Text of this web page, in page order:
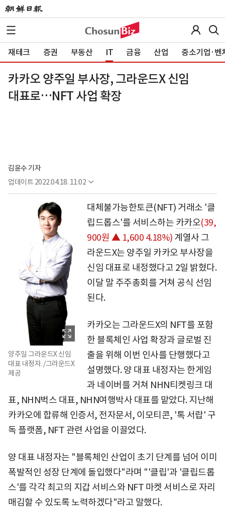
재테크 증권 부동산 IT 금융 산업 중소기업·벤
카카오 양주일 부사장, 그라운드X 신임
대표로…NFT 사업 확장
김윤수 기자
업데이트 2022.04.18. 11:02
양주일 그라운드X 신임
대표 내정자. /그라운드X
제공
대체불가능한토큰(NFT) 거래소 '클
립드롭스'를 서비스하는 카카오(39,
900원 ▲ 1,600 4.18%) 계열사 그
라운드X는 양주일 카카오 부사장을
신임 대표로 내정했다고 2일 밝혔다.
이달 말 주주총회를 거쳐 공식 선임
된다.
카카오는 그라운드X의 NFT를 포함
한 블록체인 사업 확장과 글로벌 진
출을 위해 이번 인사를 단행했다고
설명했다. 양 대표 내정자는 한게임
과 네이버를 거쳐 NHN티켓링크 대
표, NHN벅스 대표, NHN여행박사 대표를 맡았다. 지난해
카카오에 합류해 인증서, 전자문서, 이모티콘, '톡 서랍' 구
독 플랫폼, NFT 관련 사업을 이끌었다.
양 대표 내정자는 "블록체인 산업이 초기 단계를 넘어 이미
폭발적인 성장 단계에 돌입했다"라며 "'클립'과 '클립드롭
스'를 각각 최고의 지갑 서비스와 NFT 마켓 서비스로 자리
매김할 수 있도록 노력하겠다"라고 말했다.